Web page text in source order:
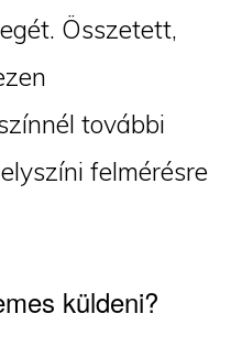
Összetett,
további
felmérésre
küldeni?